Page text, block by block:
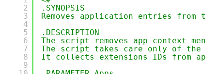
2
3
4
5
6
7
8
9
.SYNOPSIS
Removes application entries from
.DESCRIPTION
The script removes app context menu
The script takes care only of the
It collects extensions IDs from app